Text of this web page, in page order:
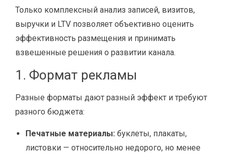
Только комплексный анализ записей, визитов,
выручки и LTV позволяет объективно оценить
эффективность размещения и принимать
взвешенные решения о развитии канала.
1. Формат рекламы
Разные форматы дают разный эффект и требуют
разного бюджета:
Печатные материалы: буклеты, плакаты,
листовки — относительно недорого, но менее